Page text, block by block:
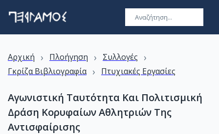
Αρχική › Πλοήγηση › Συλλογές ›
Γκρίζα Βιβλιογραφία › Πτυχιακές Εργασίες
Αγωνιστική Ταυτότητα Και Πολιτισμική
Δράση Κορυφαίων Αθλητριών Της
Αντισφαίρισης